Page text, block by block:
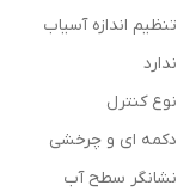
تنظیم اندازه آسیاب
ندارد
نوع کنترل
دکمه ای و چرخشی
نشانگر سطح آب